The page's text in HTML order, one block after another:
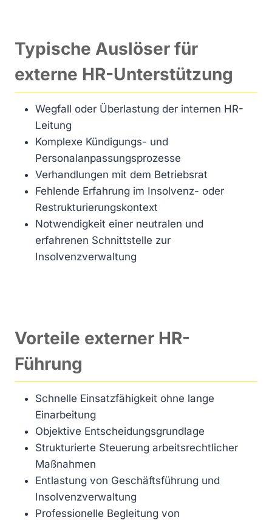
Typische Auslöser für
externe HR-Unterstützung
Wegfall oder Überlastung der internen HR-
Leitung
Komplexe Kündigungs- und
Personalanpassungsprozesse
Verhandlungen mit dem Betriebsrat
Fehlende Erfahrung im Insolvenz- oder
Restrukturierungskontext
Notwendigkeit einer neutralen und
erfahrenen Schnittstelle zur
Insolvenzverwaltung
Vorteile externer HR-
Führung
Schnelle Einsatzfähigkeit ohne lange
Einarbeitung
Objektive Entscheidungsgrundlage
Strukturierte Steuerung arbeitsrechtlicher
Maßnahmen
Entlastung von Geschäftsführung und
Insolvenzverwaltung
Professionelle Begleitung von